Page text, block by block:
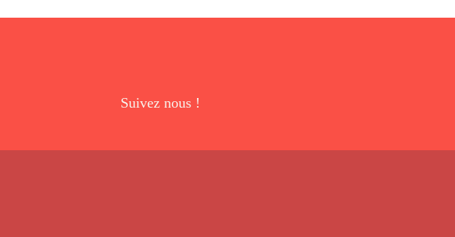
Suivez nous !